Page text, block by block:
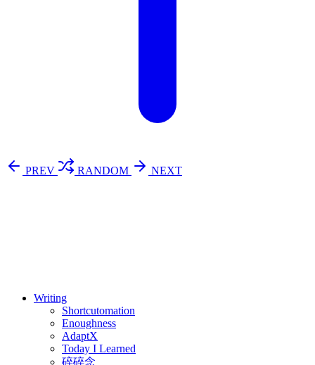
PREV RANDOM
NEXT
Writing
Shortcutomation
Enoughness
AdaptX
Today I Learned
碎碎念